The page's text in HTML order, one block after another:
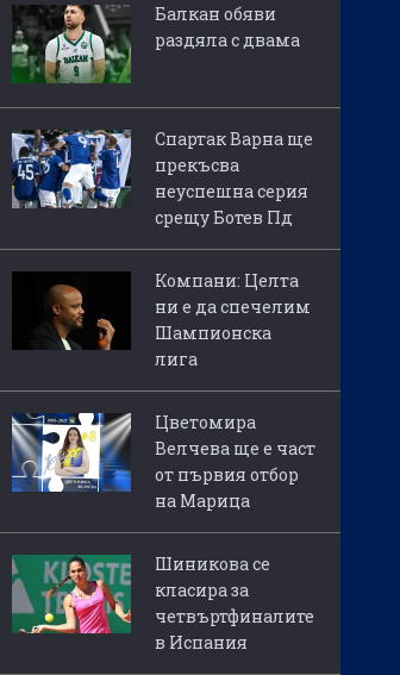
Балкан обяви
раздяла с двама
Спартак Варна ще
прекъсва
неуспешна серия
срещу Ботев Пд
Компани: Целта
ни е да спечелим
Шампионска
лига
Цветомира
Велчева ще е част
от първия отбор
на Марица
Шиникова се
класира за
четвъртфиналите
в Испания